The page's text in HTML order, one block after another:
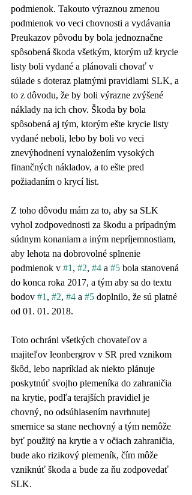
podmienok. Takouto výraznou zmenou
podmienok vo veci chovnosti a vydávania
Preukazov pôvodu by bola jednoznačne
spôsobená škoda všetkým, ktorým už krycie
listy boli vydané a plánovali chovať v
súlade s doteraz platnými pravidlami SLK, a
to z dôvodu, že by boli výrazne zvýšené
náklady na ich chov. Škoda by bola
spôsobená aj tým, ktorým ešte krycie listy
vydané neboli, lebo by boli vo veci
znevýhodnení vynaložením vysokých
finančných nákladov, a to ešte pred
požiadaním o krycí list.
Z toho dôvodu mám za to, aby sa SLK
vyhol zodpovednosti za škodu a prípadným
súdnym konaniam a iným nepríjemnostiam,
aby lehota na dobrovolné splnenie
podmienok v #1 , #2, #4 a #5 bola stanovená
do konca roka 2017, a tým aby sa do textu
bodov #1 , #2, #4 a #5 doplnilo, že sú platné
od 01. 01. 2018.
Toto ochráni všetkých chovateľov a
majiteľov leonbergrov v SR pred vznikom
škôd, lebo napríklad ak niekto plánuje
poskytnúť svojho plemeníka do zahraničia
na krytie, podľa terajších pravidiel je
chovný, no odsúhlasením navrhnutej
smernice sa stane nechovný a tým nemôže
byť použitý na krytie a v očiach zahraničia,
bude ako rizikový plemeník, čím môže
vzniknúť škoda a bude za ňu zodpovedať
SLK.